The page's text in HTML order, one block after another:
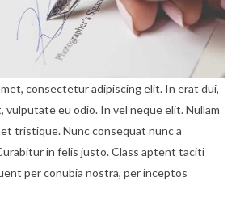
consectetur adipiscing elit. In erat dui,
vulputate eu odio. In vel neque elit. Nullam
tristique. Nunc consequat nunc a
in felis justo. Class aptent taciti
per conubia nostra, per inceptos